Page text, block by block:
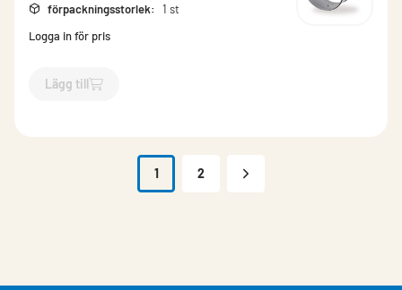
förpackningsstorlek:
1 st
Logga in för pris
Lägg till
`$Lägg till
1 2